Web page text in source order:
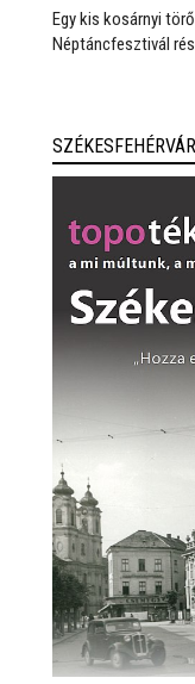
Egy kis kosárnyi
Néptáncfesztivál